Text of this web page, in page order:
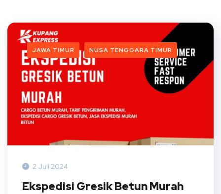
JAWA TIMUR NUSA TENGGARA TIMUR
2 Juli 2024
Ekspedisi Gresik Betun Murah